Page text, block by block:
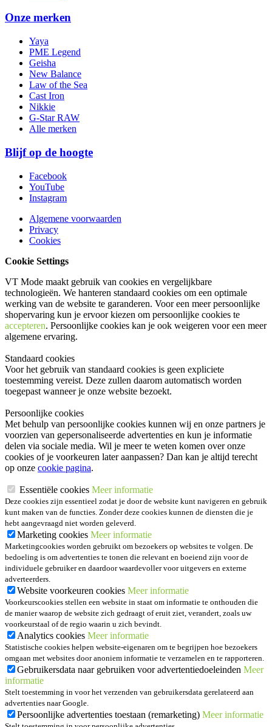
Onze merken
Yaya
PME Legend
Geisha
New Balance
Law of the Sea
Cast Iron
Nikkie
G-Star RAW
Alle merken
Blijf op de hoogte
Facebook
YouTube
Instagram
Algemene voorwaarden
Privacy
Cookies
Cookie Settings
VT Mode maakt gebruik van cookies en vergelijkbare
technologieën. We hanteren standaard cookies om een optimale
werking van de website te garanderen. Voor een meer persoonlijke
shopervaring kun je ervoor kiezen om persoonlijke cookies te
accepteren. Persoonlijke cookies kan je ook weigeren voor een meer
algemene ervaring.
Standaard cookies
Voor het gebruik van standaard cookies is geen expliciete
toestemming vereist. Deze zullen daarom automatisch worden
toegepast wanneer je onze website bezoekt.
Persoonlijke cookies
Met behulp van persoonlijke cookies kunnen wij en onze partners je
voorzien van gepersonaliseerde advertenties en kun je informatie
delen via sociale media. Wil je meer te weten komen over onze
cookies of je voorkeuren later aanpassen? Dan kan je altijd terecht
op onze cookie pagina.
Essentiële cookies Meer informatie
Deze cookies zijn essentieel zodat je door de website kunt navigeren en gebruik
kunt maken van de functies. Zonder deze cookies kunnen de diensten die je
hebt aangevraagd niet worden geleverd.
Marketing cookies Meer informatie
Marketingcookies worden gebruikt om bezoekers op websites te volgen. De
bedoeling is om advertenties te tonen die relevant en boeiend zijn voor de
individuele gebruiker en daardoor waardevoller voor uitgevers en externe
adverteerders.
Website voorkeuren cookies Meer informatie
Voorkeurscookies stellen een website in staat om informatie te onthouden die
de manier waarop de website zich gedraagt of eruit ziet, verandert, zoals uw
voorkeurstaal of de regio waarin u zich bevindt.
Analytics cookies Meer informatie
Statistische cookies helpen website-eigenaren om te begrijpen hoe bezoekers
omgaan met websites door anoniem informatie te verzamelen en te rapporteren.
Gebruikersdata naar gebruiken voor advertentiedoeleinden Meer
informatie
Stelt toestemming in voor het verzenden van gebruikersdata gerelateerd aan
advertenties naar Google.
Persoonlijke advertenties toestaan (remarketing) Meer informatie